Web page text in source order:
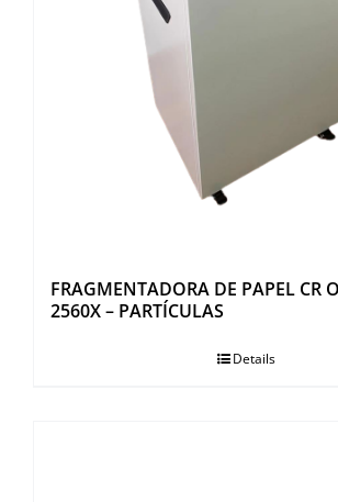
FRAGMENTADORA DE PAPEL CR
2560X – PARTÍCULAS
Details